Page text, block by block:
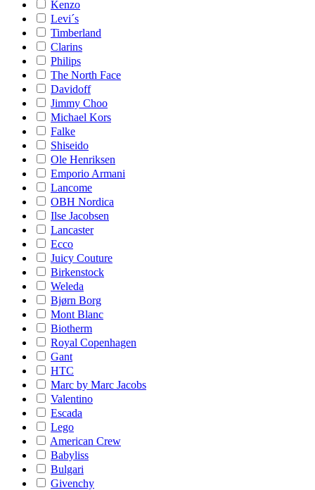
Kenzo
Levi´s
Timberland
Clarins
Philips
The North Face
Davidoff
Jimmy Choo
Michael Kors
Falke
Shiseido
Ole Henriksen
Emporio Armani
Lancome
OBH Nordica
Ilse Jacobsen
Lancaster
Ecco
Juicy Couture
Birkenstock
Weleda
Bjørn Borg
Mont Blanc
Biotherm
Royal Copenhagen
Gant
HTC
Marc by Marc Jacobs
Valentino
Escada
Lego
American Crew
Babyliss
Bulgari
Givenchy